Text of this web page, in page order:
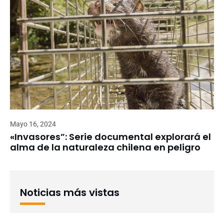
Mayo 16, 2024
«Invasores”: Serie documental explorará el
alma de la naturaleza chilena en peligro
Noticias más vistas